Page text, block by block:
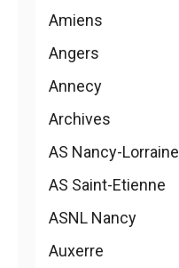
Amiens
Angers
Annecy
Archives
AS Nancy-Lorraine
AS Saint-Etienne
ASNL Nancy
Auxerre